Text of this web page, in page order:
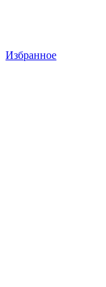
Избранное